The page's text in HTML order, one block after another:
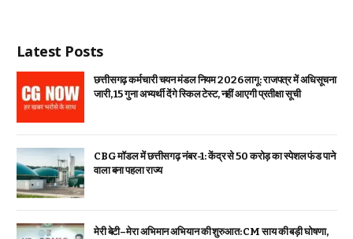
Latest Posts
छत्तीसगढ़ कर्मचारी चयन मंडल नियम 2026 लागू: राजपत्र में अधिसूचना
जारी, 15 गुना अभ्यर्थी देंगे स्किल टेस्ट, नहीं आएगी प्रतीक्षा सूची
CBG मॉडल में छत्तीसगढ़ नंबर-1: केंद्र से ₹50 करोड़ का स्पेशल फंड पाने
वाला बना पहला राज्य
मेरी बेटी–मेरा अभिमान अभियान की शुरुआत: CM साय की बड़ी घोषणा,